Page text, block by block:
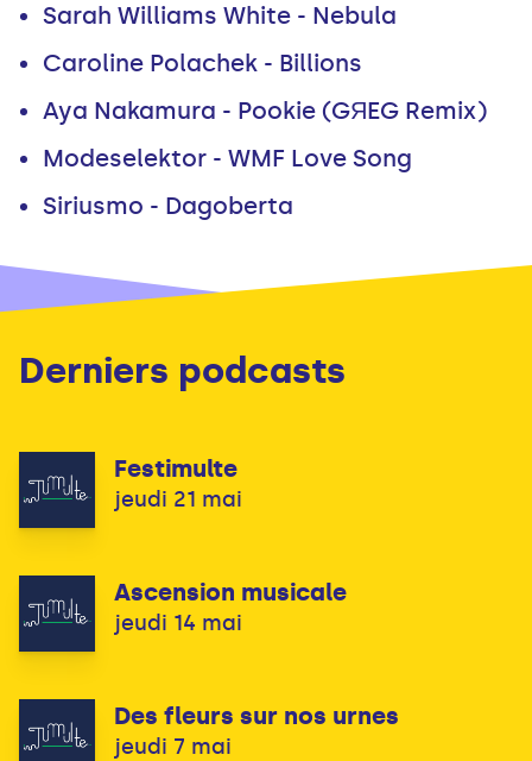
Sarah Williams White - Nebula
Caroline Polachek - Billions
Aya Nakamura - Pookie (GЯEG Remix)
Modeselektor - WMF Love Song
Siriusmo - Dagoberta
Derniers podcasts
Festimulte
jeudi 21 mai
Ascension musicale
jeudi 14 mai
Des fleurs sur nos urnes
jeudi 7 mai